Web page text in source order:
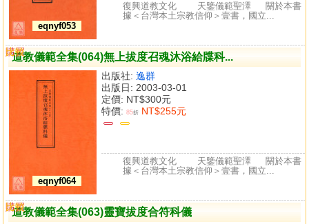
eqnyf053
復興道教文化 天鑒儀範聖澤 關於本書
據＜台灣本土宗教信仰＞壹書，國立...
道教儀範全集(064)無上拔度召魂沐浴給牒科...
eqnyf064
出版社: 逸群
出版日: 2003-03-01
定價: NT$300元
特價: 85折 NT$255元
購買
比較
復興道教文化 天鑒儀範聖澤 關於本書
據＜台灣本土宗教信仰＞壹書，國立...
道教儀範全集(063)靈寶拔度合符科儀
購買
比較